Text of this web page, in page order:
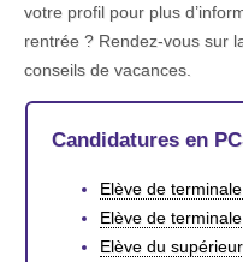
votre profil pour plus
rentrée ? Rendez-vous sur
conseils de vacances.
Candidatures en
Elève de
Elève de
Elève du